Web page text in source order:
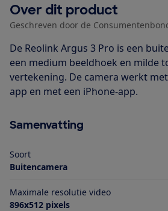
Over dit product
Geschreven door de
De Reolink Argus 3 Pro is een
een medium beeldhoek en milde
vertekening. De camera werkt
app en met een iPhone-app.
Samenvatting
Soort
Buitencamera
Maximale resolutie video
896x512 pixels